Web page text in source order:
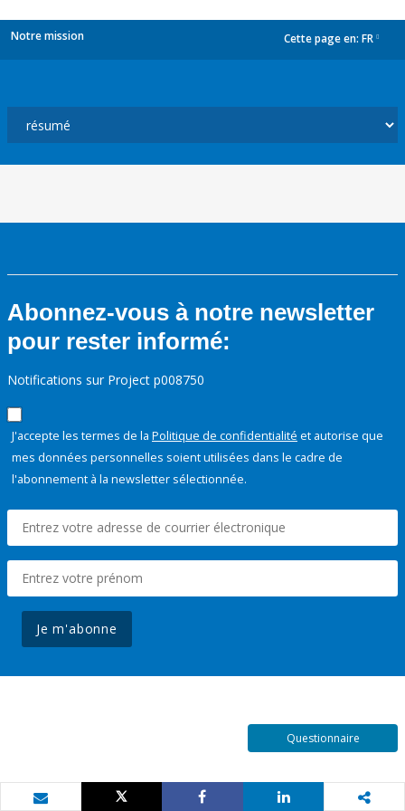
Notre mission Cette page en: FR
Abonnez-vous à notre newsletter
pour rester informé:
Notifications sur Project p008750
J'accepte les termes de la Politique de confidentialité et autorise que
mes données personnelles soient utilisées dans le cadre de
l'abonnement à la newsletter sélectionnée.
Je m'abonne
Questionnaire